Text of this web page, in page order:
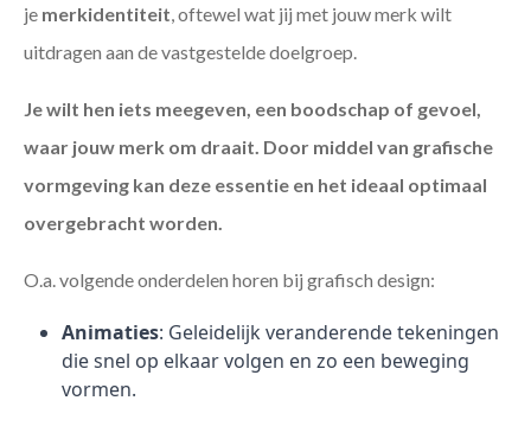
je merkidentiteit , oftewel wat jij met jouw merk wilt
uitdragen aan de vastgestelde doelgroep.
Je wilt hen iets meegeven, een boodschap of gevoel,
waar jouw merk om draait. Door middel van grafische
vormgeving kan deze essentie en het ideaal optimaal
overgebracht worden.
O.a. volgende onderdelen horen bij grafisch design:
Animaties: Geleidelijk veranderende tekeningen
die snel op elkaar volgen en zo een beweging
vormen.